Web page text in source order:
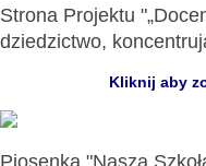
Strona Projektu
dziedzictwo,
Kliknij aby